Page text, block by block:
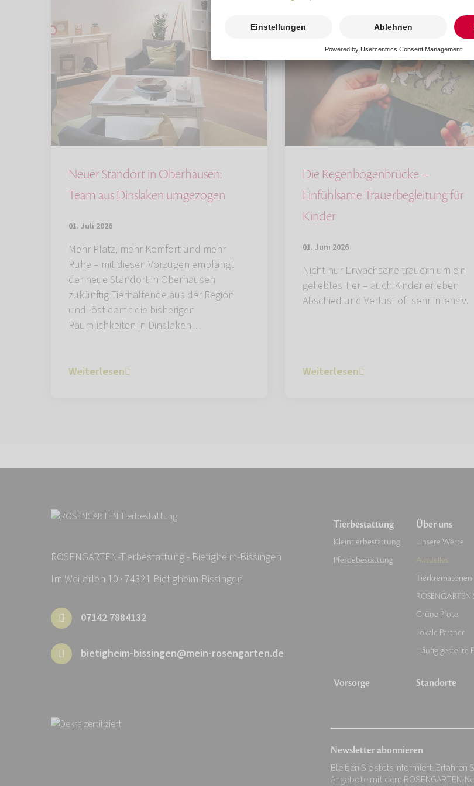
Neuer Standort in Oberhausen:
Team aus Dinslaken umgezogen
01. Juli 2026
Mehr Platz, mehr Komfort und mehr
Ruhe – mit diesen Vorzügen empfängt
der neue Standort in Oberhausen
zukünftig Tierhaltende aus der Region
und löst damit die bisherigen
Räumlichkeiten in Dinslaken…
Weiterlesen
Die Regenbogenbrücke –
Einfühlsame Trauerbegleitung für
Kinder
01. Juni 2026
Nicht nur Erwachsene trauern um ein
geliebtes Tier – auch Kinder erleben
Abschied und Verlust oft sehr intensiv.
Weiterlesen
ROSENGARTEN-Tierbestattung - Bietigheim-Bissingen
Im Weilerlen 10 · 74321 Bietigheim-Bissingen
07142 7884132
bietigheim-bissingen@mein-rosengarten.de
Tierbestattung
Kleintierbestattung
Pferdebestattung
Vorsorge
Über uns
Unsere Werte
Aktuelles
Tierkrematorien
Grüne Pfote
Lokale Partner
Häufig gestellte
Standorte
Newsletter abonnieren
Bleiben Sie stets informiert. Erfahren
Angebote mit dem ROSENGARTEN-